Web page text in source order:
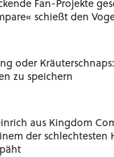
schießt den
oder
zu speichern
aus Kingdom
der schlechtesten